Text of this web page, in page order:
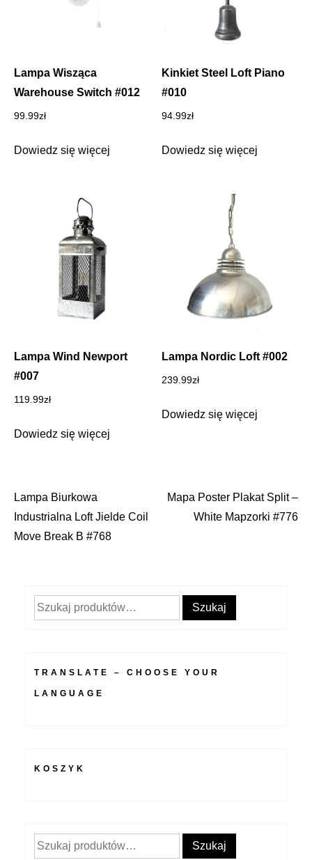
Lampa Wisząca
Warehouse Switch #012
99.99zł
Dowiedz się więcej
Kinkiet Steel Loft Piano
#010
94.99zł
Dowiedz się więcej
Lampa Wind Newport
#007
119.99zł
Dowiedz się więcej
Lampa Nordic Loft #002
239.99zł
Dowiedz się więcej
Nawigacja
wpisu
Lampa Biurkowa
Industrialna Loft Jielde Coil
Move Break B #768
Mapa Poster Plakat Split –
White Mapzorki #776
Szukaj: Szukaj
TRANSLATE – CHOOSE YOUR
LANGUAGE
KOSZYK
Szukaj: Szukaj